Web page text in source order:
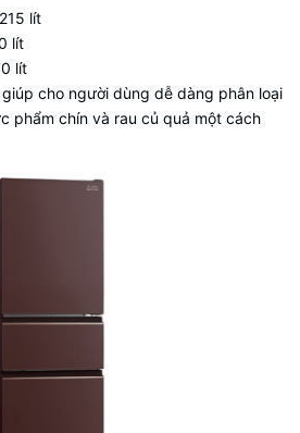
lít
lít
lít
cho người dùng dễ dàng phân loại
phẩm chín và rau củ quả một cách